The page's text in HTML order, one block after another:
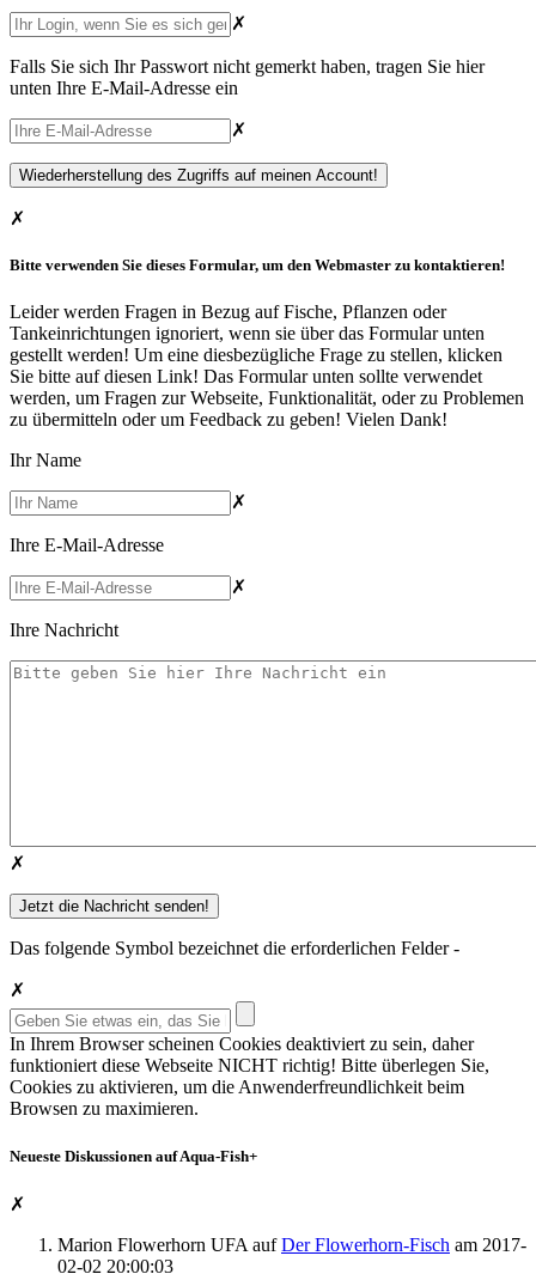
✗
Falls Sie sich Ihr Passwort nicht gemerkt haben, tragen Sie hier
unten Ihre E-Mail-Adresse ein
✗
✗
Bitte verwenden Sie dieses Formular, um den Webmaster zu kontaktieren!
Leider werden Fragen in Bezug auf Fische, Pflanzen oder
Tankeinrichtungen ignoriert, wenn sie über das Formular unten
gestellt werden! Um eine diesbezügliche Frage zu stellen, klicken
Sie bitte auf diesen Link! Das Formular unten sollte verwendet
werden, um Fragen zur Webseite, Funktionalität, oder zu Problemen
zu übermitteln oder um Feedback zu geben! Vielen Dank!
Ihr Name
✗
Ihre E-Mail-Adresse
✗
Ihre Nachricht
✗
Das folgende Symbol bezeichnet die erforderlichen Felder -
✗
In Ihrem Browser scheinen Cookies deaktiviert zu sein, daher
funktioniert diese Webseite NICHT richtig! Bitte überlegen Sie,
Cookies zu aktivieren, um die Anwenderfreundlichkeit beim
Browsen zu maximieren.
Neueste Diskussionen auf Aqua-Fish+
✗
Marion Flowerhorn UFA aufDer Flowerhorn-Fisch am 2017-
02-02 20:00:03